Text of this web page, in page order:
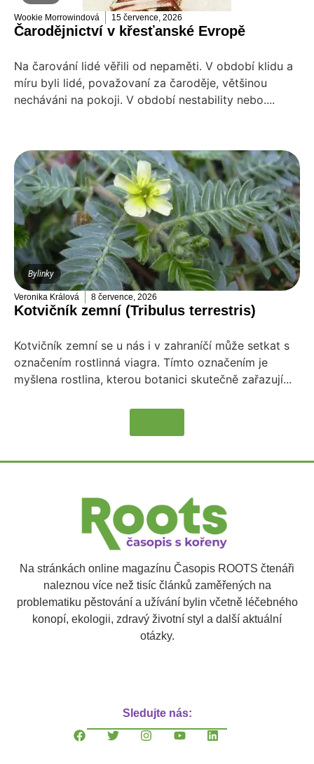
Wookie Morrowindová 15 července, 2026
Čarodějnictví v křesťanské Evropě
Na čarování lidé věřili od nepaměti. V období klidu a
míru byli lidé, považovaní za čaroděje, většinou
necháváni na pokoji. V období nestability nebo....
Bylinky
Veronika Králová 8 července, 2026
Kotvičník zemní (Tribulus terrestris)
Kotvičník zemní se u nás i v zahraníčí může setkat s
označením rostlinná viagra. Tímto označením je
myšlena rostlina, kterou botanici skutečně zařazují...
Na stránkách online magazínu Časopis ROOTS čtenáři
naleznou více než tisíc článků zaměřených na
problematiku pěstování a užívání bylin včetně léčebného
konopí, ekologii, zdravý životní styl a další aktuální
otázky.
Sledujte nás: